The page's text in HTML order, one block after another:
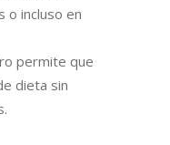
o incluso en
permite que
dieta sin